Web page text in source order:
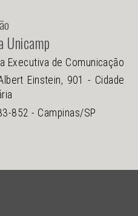
Unicamp
Executiva de Comunicação
Einstein, 901 - Cidade
852 - Campinas/SP